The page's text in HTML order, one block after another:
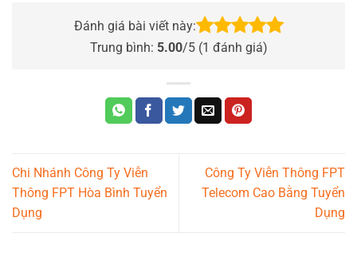
Đánh giá bài viết này:
Trung bình: 5.00/5 (1 đánh giá)
Chi Nhánh Công Ty Viễn
Thông FPT Hòa Bình Tuyển
Dụng
Công Ty Viễn Thông FPT
Telecom Cao Bằng Tuyển
Dụng